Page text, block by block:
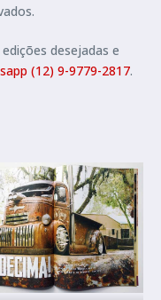
desejadas e
(12) 9-9779-2817.